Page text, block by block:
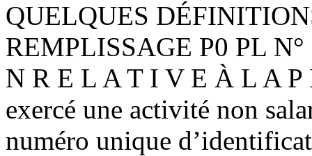
QUELQUES
REMPLISSAGE P0 PL
N R E L A T I V E À L A P
exercé une activité non
numéro unique